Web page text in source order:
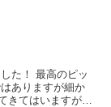
た！ 最高のピッ
ありますが細か
きてはいますが、